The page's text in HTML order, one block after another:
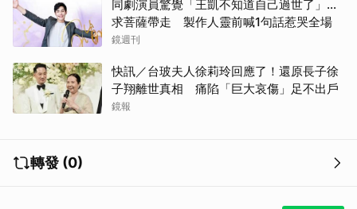
同劇演員驚覺「王凱不知道自己過世了」...
求菩薩帶走 製作人靈前喊1句話惹哭全場
鏡週刊
快訊／台玻夫人徐莉玲回應了！還原長子徐
子翔離世真相 痛陷「巨大哀傷」足不出戶
鏡報
轉發 (0)